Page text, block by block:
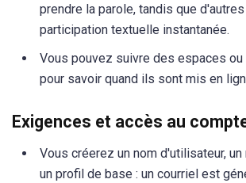
prendre la parole, tandis que
participation textuelle instantanée.
Vous pouvez suivre des espaces
pour savoir quand ils sont mis en
Exigences et accès au
Vous créerez un nom d'utilisateur,
un profil de base : un courriel est